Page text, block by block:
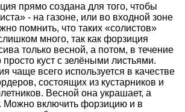
прямо создана для того, чтобы
- на газоне, или во входной зоне
помнить, что таких «солистов»
много, так как форзиция
только весной, а потом, в течение
просто куст с зелёными листьями.
чаще всего используется в качестве
состоящих из кустарников и
Весной она украшает, а
Можно включить форзицию и в